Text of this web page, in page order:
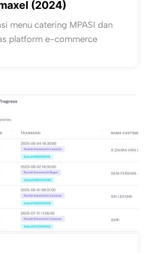
(2024)
menu catering MPASI dan
platform e-commerce